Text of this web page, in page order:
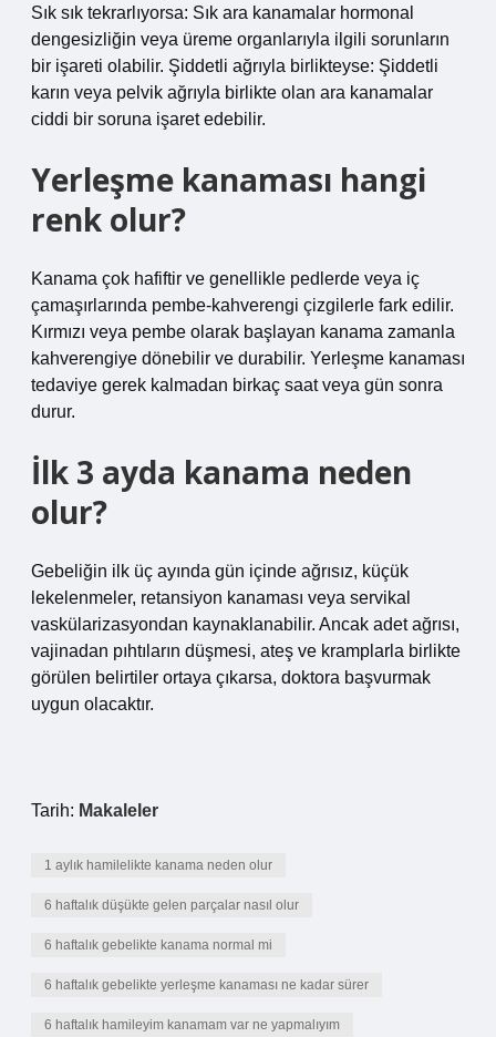
Sık sık tekrarlıyorsa: Sık ara kanamalar hormonal
dengesizliğin veya üreme organlarıyla ilgili sorunların
bir işareti olabilir. Şiddetli ağrıyla birlikteyse: Şiddetli
karın veya pelvik ağrıyla birlikte olan ara kanamalar
ciddi bir soruna işaret edebilir.
Yerleşme kanaması hangi
renk olur?
Kanama çok hafiftir ve genellikle pedlerde veya iç
çamaşırlarında pembe-kahverengi çizgilerle fark edilir.
Kırmızı veya pembe olarak başlayan kanama zamanla
kahverengiye dönebilir ve durabilir. Yerleşme kanaması
tedaviye gerek kalmadan birkaç saat veya gün sonra
durur.
İlk 3 ayda kanama neden
olur?
Gebeliğin ilk üç ayında gün içinde ağrısız, küçük
lekelenmeler, retansiyon kanaması veya servikal
vaskülarizasyondan kaynaklanabilir. Ancak adet ağrısı,
vajinadan pıhtıların düşmesi, ateş ve kramplarla birlikte
görülen belirtiler ortaya çıkarsa, doktora başvurmak
uygun olacaktır.
Tarih: Makaleler
1 aylık hamilelikte kanama neden olur
6 haftalık düşükte gelen parçalar nasıl olur
6 haftalık gebelikte kanama normal mi
6 haftalık gebelikte yerleşme kanaması ne kadar sürer
6 haftalık hamileyim kanamam var ne yapmalıyım